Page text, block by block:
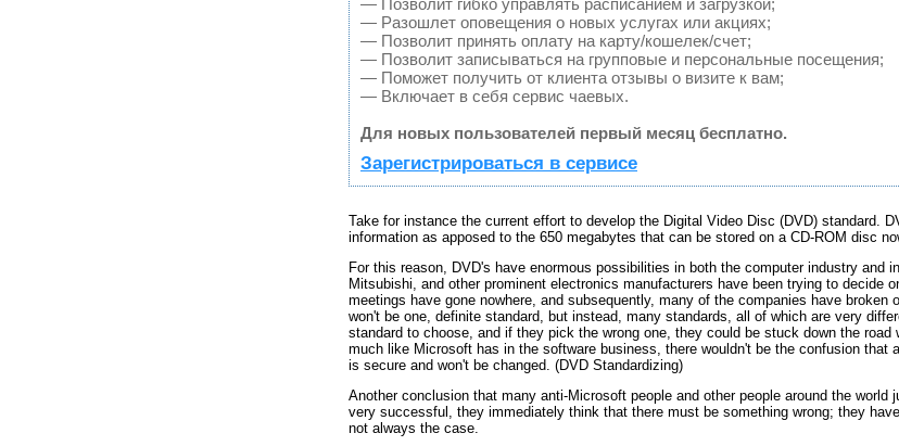
— Позволит гибко управлять расписанием и загрузкой;
— Разошлет оповещения о новых услугах или акциях;
— Позволит принять оплату на карту/кошелек/счет;
— Позволит записываться на групповые и персональные посещения;
— Поможет получить от клиента отзывы о визите к вам;
— Включает в себя сервис чаевых.
Для новых пользователей первый месяц бесплатно.
Зарегистрироваться в сервисе
Take for instance the current effort to develop the Digital Video Disc (DVD) standard.
information as apposed to the 650 megabytes that can be stored on a CD-ROM disc
For this reason, DVD's have enormous possibilities in both the computer industry and
Mitsubishi, and other prominent electronics manufacturers have been trying to decide
meetings have gone nowhere, and subsequently, many of the companies have
won't be one, definite standard, but instead, many standards, all of which are very
standard to choose, and if they pick the wrong one, they could be stuck down the
much like Microsoft has in the software business, there wouldn't be the confusion
is secure and won't be changed. (DVD Standardizing)
Another conclusion that many anti-Microsoft people and other people around the
very successful, they immediately think that there must be something wrong; they
not always the case.